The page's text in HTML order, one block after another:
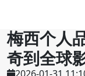
梅西个人
奇到全球